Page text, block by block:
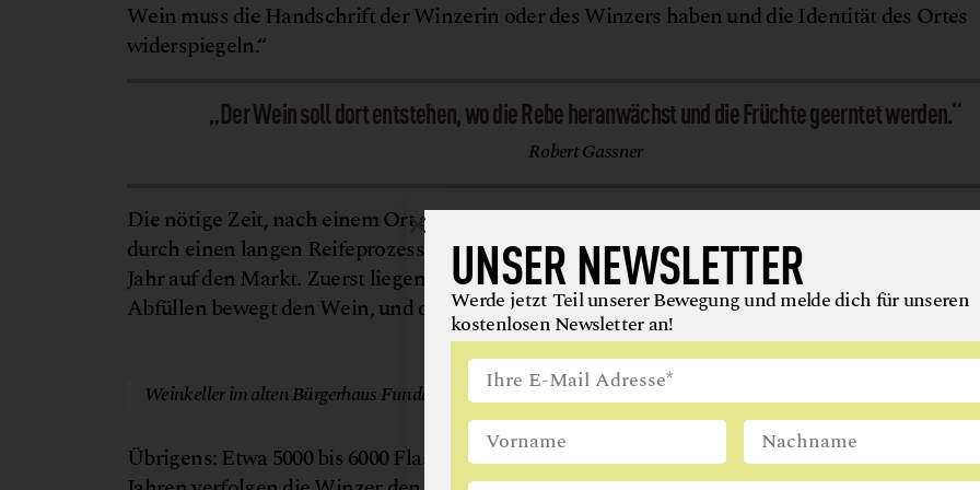
Wein muss die Handschrift der Winzerin oder des Winzers haben und die Identität des Ortes
widerspiegeln.“
„Der Wein soll dort entstehen, wo die Rebe heranwächst und die Früchte geerntet werden.“
Robert Gassner
Die nötige Zeit, nach einem Ort schmecken zu können, gewährt der Teilzeit-Winzer seinen
durch einen langen Reifeprozess: „Die Rotweine kommen immer erst ab dem dritten oder
Jahr auf den Markt. Zuerst liegen sie lange im Fass, danach mindestens ein Jahr in der Flasche.
Abfüllen bewegt den Wein, und das schmeckt man auch.“
Weinkeller im alten Bürgerhaus Fundamente aus 1524
Übrigens: Etwa 5000 bis 6000 Flaschen werden im Jahr im Weingut Gassner produziert. Seit
UNSER NEWSLETTER
Werde jetzt Teil unserer Bewegung und melde dich für unseren
kostenlosen Newsletter an!